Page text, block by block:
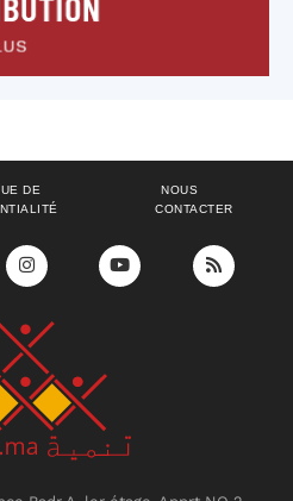
DE
NOUS
CONTACTER